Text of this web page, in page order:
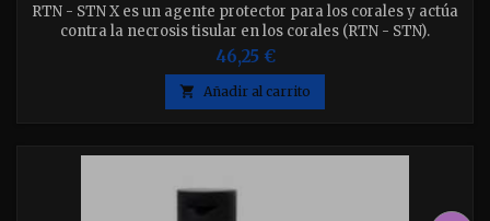
RTN - STN X es un agente protector para los corales y actúa
contra la necrosis tisular en los corales (RTN - STN).
Disponible en 500- 1000 ml elija el que desee.
46,25 €
 Añadir al carrito